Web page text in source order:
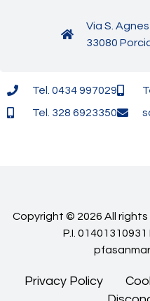
Via S.
33080
Tel. 0434 997029
Tel. 328 6923350
Copyright © 2026 All rights
P.I.
Privacy Policy